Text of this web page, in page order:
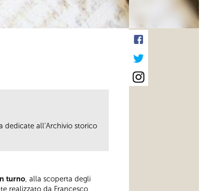
all’Archivio storico
turno , alla scoperta degli
realizzato da Francesco